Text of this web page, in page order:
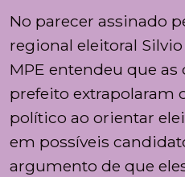
No parecer assinado
regional eleitoral
MPE entendeu que as
prefeito extrapolaram
político ao orientar
em possíveis
argumento de que